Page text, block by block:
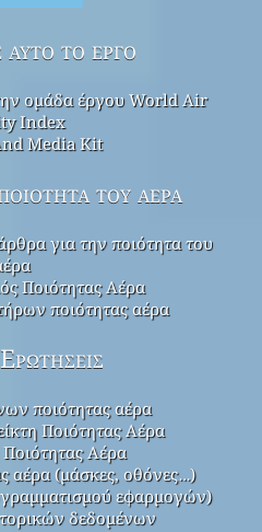
το έργο
ομάδα έργου World Air
Index
Media Kit
του αέρα
για την ποιότητα του
Ποιότητας Αέρα
ποιότητας αέρα
ποιότητας αέρα
Ποιότητας Αέρα
Αέρα
αέρα (μάσκες, οθόνες…)
εφαρμογών)
δεδομένων